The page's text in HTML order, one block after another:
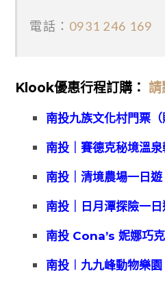
電話： 0931 246 169
Klook優惠行程訂購： 請
南投九族文化村門票（
南投｜賽德克秘境溫
南投｜清境農場一日
南投｜日月潭探險一日
南投 Cona’s 妮娜巧
南投︱九九峰動物樂